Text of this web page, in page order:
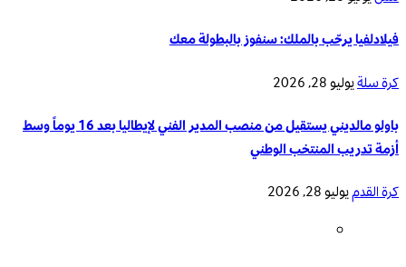
فيلادلفيا يرحّب بالملك: سنفوز بالبطولة معك
كرة سلةيوليو 28, 2026
باولو مالديني يستقيل من منصب المدير الفني لإيطاليا بعد 16 يوماً وسط
أزمة تدريب المنتخب الوطني
كرة القدميوليو 28, 2026